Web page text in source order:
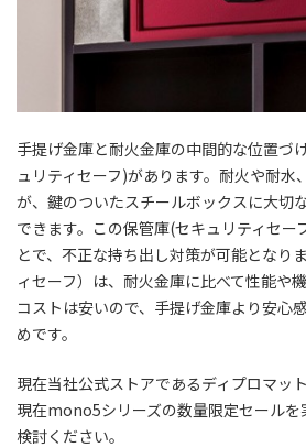
手提げ金庫と耐火金庫の中間的な位置づ
ュリティセーフ)があります。耐火や耐水
が、鍵のついたスチールボックスに大切
できます。この保管庫(セキュリティセー
とで、不正な持ち出し対策が可能となり
ィセーフ）は、耐火金庫に比べて性能や
コストは安いので、手提げ金庫より安心
めです。
現在当社公式ストアであるディプロマッ
現在mono5シリーズの数量限定セールを
検討ください。